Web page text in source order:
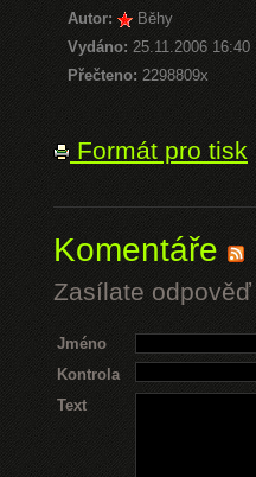
Autor:
Běhy
Vydáno: 25.11.2006 16:40
Přečteno: 2298809x
Formát pro tisk
Komentáře
Zasílate
Jméno
Kontrola
Text